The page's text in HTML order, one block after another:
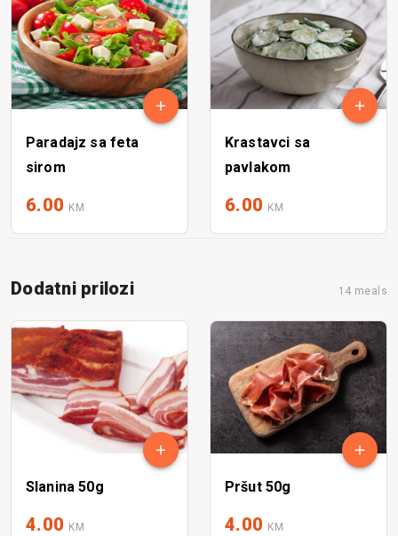
Paradajz sa feta
sirom
6.00 KM
Krastavci sa
pavlakom
6.00 KM
Dodatni prilozi 14 meals
Slanina 50g
4.00 KM
Pršut 50g
4.00 KM